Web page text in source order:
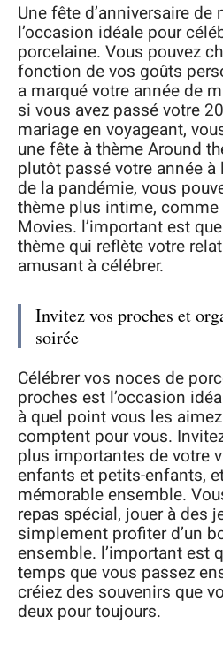
Une fête d’anniversaire
l’occasion idéale pour
porcelaine. Vous pouvez
fonction de vos goûts
a marqué votre année de
si vous avez passé votre
mariage en voyageant,
une fête à thème Around
plutôt passé votre année
de la pandémie, vous
thème plus intime,
Movies. l’important est
thème qui reflète votre
amusant à célébrer.
Invitez vos proches et
soirée
Célébrer vos noces de
proches est l’occasion
à quel point vous les
comptent pour vous.
plus importantes de votre
enfants et petits-enfants,
mémorable ensemble.
repas spécial, jouer à des
simplement profiter d’un
ensemble. l’important est
temps que vous passez
créiez des souvenirs que
deux pour toujours.